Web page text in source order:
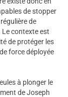
de stopper
de
contexte est
de protéger les
force déployée
à plonger le
de Joseph